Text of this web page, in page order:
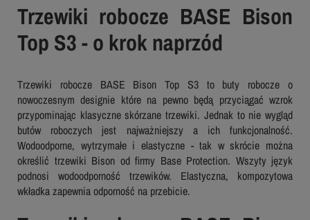
Trzewiki robocze BASE Bison
Top S3 - o krok naprzód
Trzewiki robocze BASE Bison Top S3 to buty robocze o
nowoczesnym designie które na pewno będą przyciągać wzrok
przypominając klasyczne skórzane trzewiki. Jednak to nie wygląd
butów roboczych jest najważniejszy a ich funkcjonalność.
Wodoodporne, wytrzymałe i elastyczne - tak w skrócie można
określić trzewiki Bison od firmy Base Protection. Wszyty język
podnosi wodoodporność trzewików. Elastyczna, kompozytowa
wkładka zapewnia odporność na przebicie.